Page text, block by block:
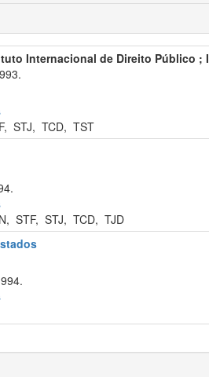
Internacional de Direito Público
, STJ, TCD, TST
, STF, STJ, TCD, TJD